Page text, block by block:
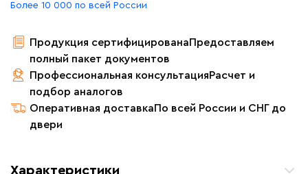
Более 10 000 по всей России
Продукция сертифицированаПредоставляем
полный пакет документов
Профессиональная консультацияРасчет и
подбор аналогов
Оперативная доставкаПо всей России и СНГ до
двери
Характеристики